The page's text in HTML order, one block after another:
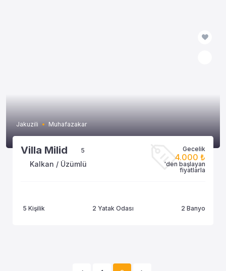
Jakuzili Muhafazakar
Villa Milid 5
Kalkan / Üzümlü
Gecelik
4.000 ₺
'den başlayan
fiyatlarla
5 Kişilik 2 Yatak Odası 2 Banyo